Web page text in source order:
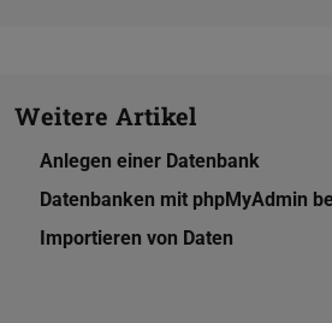
Weitere Artikel
Anlegen einer Datenbank
Datenbanken mit phpMyAdmin
Importieren von Daten